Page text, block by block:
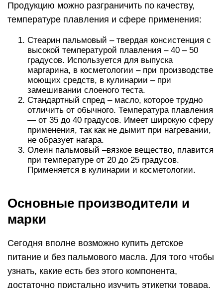
Продукцию можно разграничить по качеству,
температуре плавления и сфере применения:
Стеарин пальмовый – твердая консистенция с
высокой температурой плавления – 40 – 50
градусов. Используется для выпуска
маргарина, в косметологии – при производстве
моющих средств, в кулинарии – при
замешивании слоеного теста.
Стандартный спред – масло, которое трудно
отличить от обычного. Температура плавления
— от 35 до 40 градусов. Имеет широкую сферу
применения, так как не дымит при нагревании,
не образует нагара.
Олеин пальмовый –вязкое вещество, плавится
при температуре от 20 до 25 градусов.
Применяется в кулинарии и косметологии.
Основные производители и
марки
Сегодня вполне возможно купить детское
питание и без пальмового масла. Для того чтобы
узнать, какие есть без этого компонента,
достаточно пристально изучить этикетки товара.